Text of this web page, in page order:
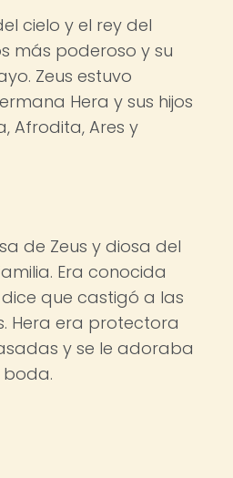
cielo y el rey del
más poderoso y su
Zeus estuvo
Hera y sus hijos
Afrodita, Ares y
de Zeus y diosa del
Era conocida
que castigó a las
Hera era protectora
y se le adoraba
boda.